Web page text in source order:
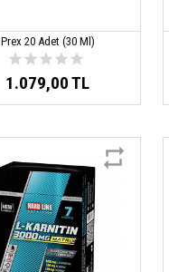
Prex 20 Adet (30 Ml)
1.079,00 TL